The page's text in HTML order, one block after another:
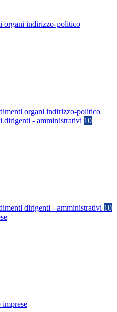
organi indirizzo-politico
organi indirizzo-politico
dirigenti - amministrativi 10
dirigenti - amministrativi 10